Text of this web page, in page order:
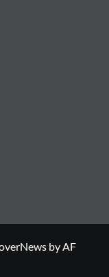
by AF